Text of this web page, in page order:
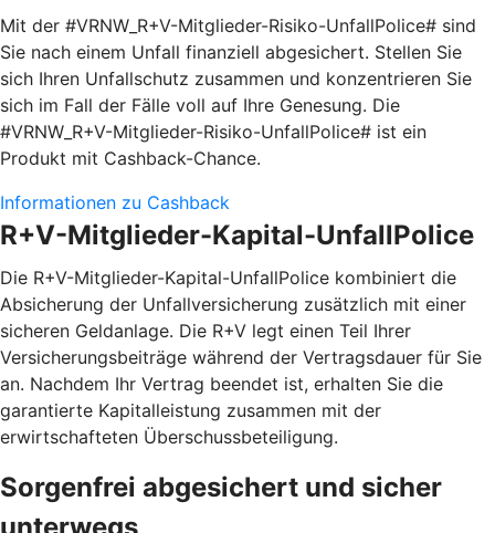
Mit der #VRNW_R+V-Mitglieder-Risiko-UnfallPolice# sind
Sie nach einem Unfall finanziell abgesichert. Stellen Sie
sich Ihren Unfallschutz zusammen und konzentrieren Sie
sich im Fall der Fälle voll auf Ihre Genesung. Die
#VRNW_R+V-Mitglieder-Risiko-UnfallPolice# ist ein
Produkt mit Cashback-Chance.
Informationen zu Cashback
R+V-Mitglieder-Kapital-UnfallPolice
Die R+V-Mitglieder-Kapital-UnfallPolice kombiniert die
Absicherung der Unfallversicherung zusätzlich mit einer
sicheren Geldanlage. Die R+V legt einen Teil Ihrer
Versicherungsbeiträge während der Vertragsdauer für Sie
an. Nachdem Ihr Vertrag beendet ist, erhalten Sie die
garantierte Kapitalleistung zusammen mit der
erwirtschafteten Überschussbeteiligung.
Sorgenfrei abgesichert und sicher
unterwegs